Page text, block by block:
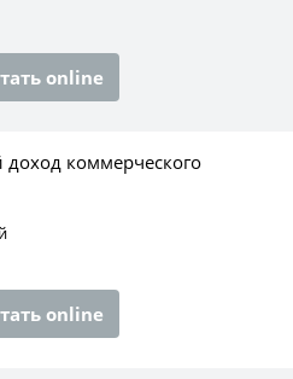
online
коммерческого
online